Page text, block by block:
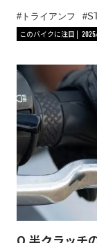
トライアンフ
このバイクに注目